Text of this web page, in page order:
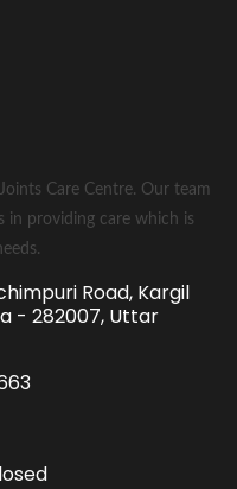
Care Centre. Our team
in providing care which is
Road, Kargil
- 282007, Uttar